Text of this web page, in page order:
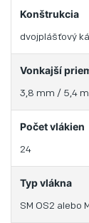
Konštrukcia
dvojplášťový
Vonkajší
3,8 mm / 5,4
Počet vlákien
24
Typ vlákna
SM OS2 alebo